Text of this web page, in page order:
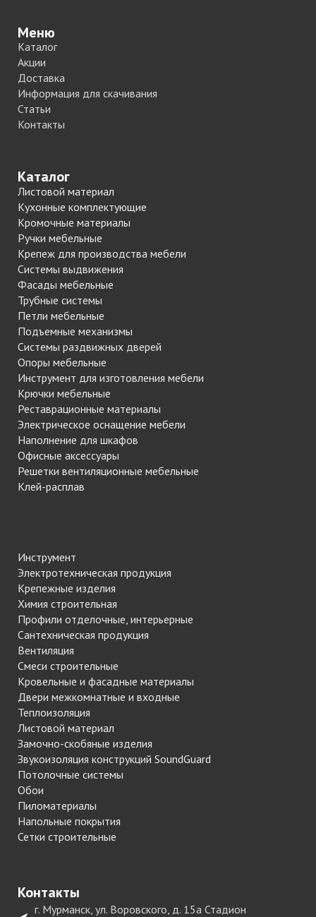
Меню
Каталог
Акции
Доставка
Информация для скачивания
Статьи
Контакты
Каталог
Листовой материал
Кухонные комплектующие
Кромочные материалы
Ручки мебельные
Крепеж для производства мебели
Системы выдвижения
Фасады мебельные
Трубные системы
Петли мебельные
Подъемные механизмы
Системы раздвижных дверей
Опоры мебельные
Инструмент для изготовления мебели
Крючки мебельные
Реставрационные материалы
Электрическое оснащение мебели
Наполнение для шкафов
Офисные аксессуары
Решетки вентиляционные мебельные
Клей-расплав
Инструмент
Электротехническая продукция
Крепежные изделия
Химия строительная
Профили отделочные, интерьерные
Сантехническая продукция
Вентиляция
Смеси строительные
Кровельные и фасадные материалы
Двери межкомнатные и входные
Теплоизоляция
Листовой материал
Замочно-скобяные изделия
Звукоизоляция конструкций SoundGuard
Потолочные системы
Обои
Пиломатериалы
Напольные покрытия
Сетки строительные
Контакты
г. Мурманск, ул. Воровского, д. 15а Стадион